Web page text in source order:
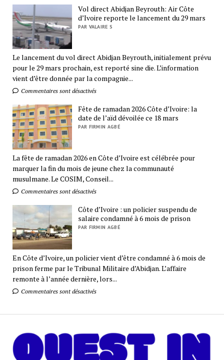
Vol direct Abidjan Beyrouth: Air Côte
d’Ivoire reporte le lancement du 29 mars
PAR VALAIRE S
Le lancement du vol direct Abidjan Beyrouth, initialement prévu
pour le 29 mars prochain, est reporté sine die. L’information
vient d’être donnée par la compagnie...
Commentaires sont désactivés
Fête de ramadan 2026 Côte d’Ivoire: la
date de l’aïd dévoilée ce 18 mars
PAR FIRMIN AGBÉ
La fête de ramadan 2026 en Côte d’Ivoire est célébrée pour
marquer la fin du mois de jeune chez la communauté
musulmane. Le COSIM, Conseil...
Commentaires sont désactivés
Côte d’Ivoire : un policier suspendu de
salaire condamné à 6 mois de prison
PAR FIRMIN AGBÉ
En Côte d’Ivoire, un policier vient d’être condamné à 6 mois de
prison ferme par le Tribunal Militaire d’Abidjan. L’affaire
remonte à l’année dernière, lors...
Commentaires sont désactivés